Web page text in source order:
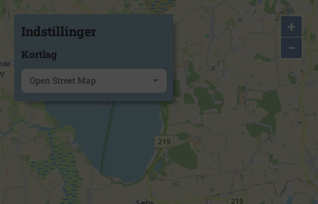
+
−
Indstillinger
Kortlag
Open Street Map